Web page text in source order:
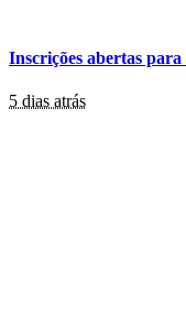
Inscrições abertas
5 dias atrás